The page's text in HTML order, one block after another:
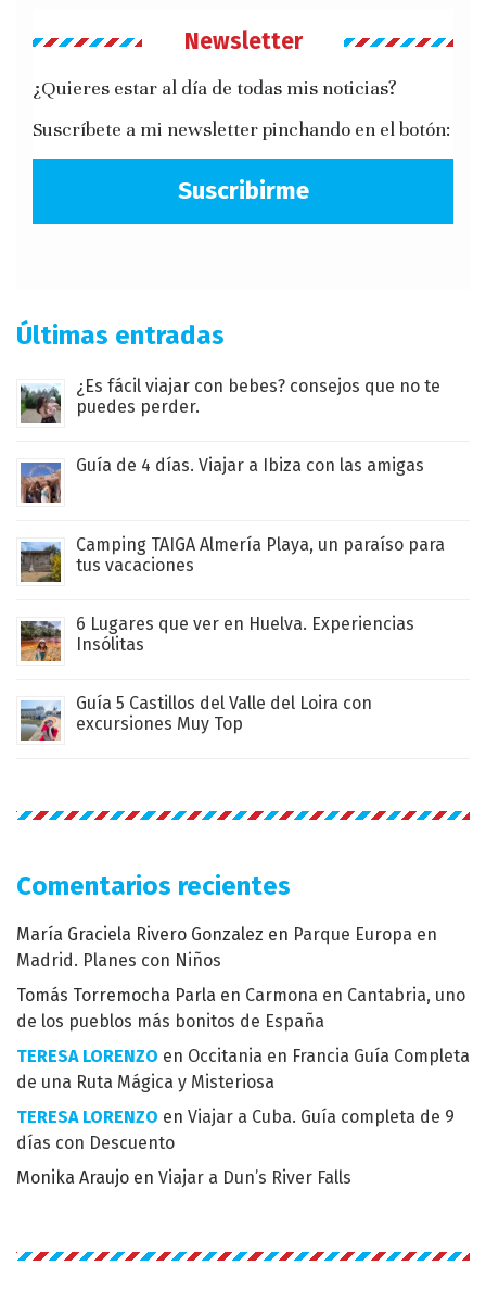
Newsletter
¿Quieres estar al día de todas mis noticias?
Suscríbete a mi newsletter pinchando en el botón:
Suscribirme
Últimas entradas
¿Es fácil viajar con bebes? consejos que no te
puedes perder.
Guía de 4 días. Viajar a Ibiza con las amigas
Camping TAIGA Almería Playa, un paraíso para
tus vacaciones
6 Lugares que ver en Huelva. Experiencias
Insólitas
Guía 5 Castillos del Valle del Loira con
excursiones Muy Top
Comentarios recientes
María Graciela Rivero Gonzalez en Parque Europa en
Madrid. Planes con Niños
Tomás Torremocha Parla en Carmona en Cantabria, uno
de los pueblos más bonitos de España
TERESA LORENZO en Occitania en Francia Guía Completa
de una Ruta Mágica y Misteriosa
TERESA LORENZO en Viajar a Cuba. Guía completa de 9
días con Descuento
Monika Araujo en Viajar a Dun’s River Falls